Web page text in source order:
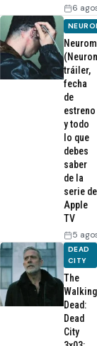
6
tráiler,
fecha
de
estreno
y todo
lo que
debes
saber
de la
serie de
Apple
TV
5
DEAD
CITY
The
Walking
Dead:
Dead
City